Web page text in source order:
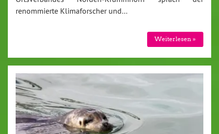
renommierte Klimaforscher und…
Weiterlesen »